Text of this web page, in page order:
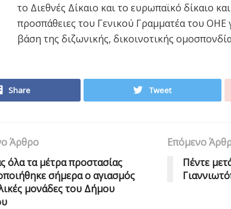
το Διεθνές Δίκαιο και το ευρωπαϊκό δίκαιο
προσπάθειες του Γενικού Γραμματέα του ΟΗΕ
βάση της διζωνικής, δικοινοτικής
Share Tweet
Άρθρο
όλα τα μέτρα προστασίας
σήμερα ο αγιασμός
μονάδες του Δήμου
Επόμενο
Πέντε